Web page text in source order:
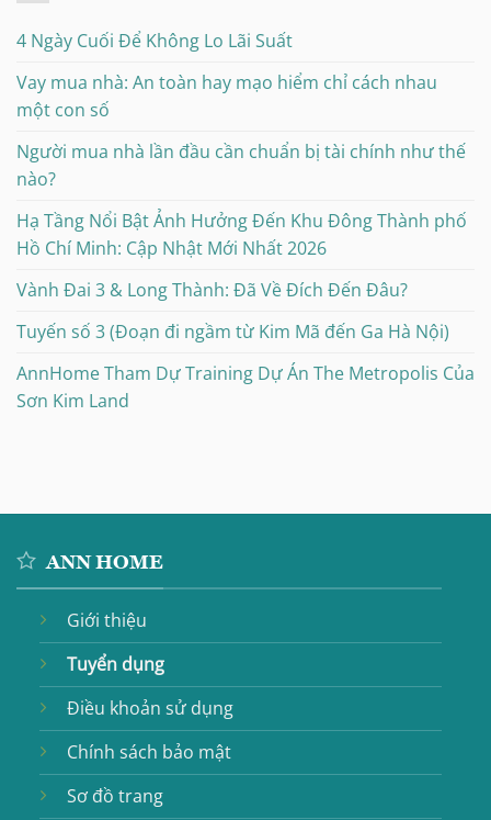
4 Ngày Cuối Để Không Lo Lãi Suất
Vay mua nhà: An toàn hay mạo hiểm chỉ cách nhau
một con số
Người mua nhà lần đầu cần chuẩn bị tài chính như thế
nào?
Hạ Tầng Nổi Bật Ảnh Hưởng Đến Khu Đông Thành phố
Hồ Chí Minh: Cập Nhật Mới Nhất 2026
Vành Đai 3 & Long Thành: Đã Về Đích Đến Đâu?
Tuyến số 3 (Đoạn đi ngầm từ Kim Mã đến Ga Hà Nội)
AnnHome Tham Dự Training Dự Án The Metropolis Của
Sơn Kim Land
ANN HOME
Giới thiệu
Tuyển dụng
Điều khoản sử dụng
Chính sách bảo mật
Sơ đồ trang